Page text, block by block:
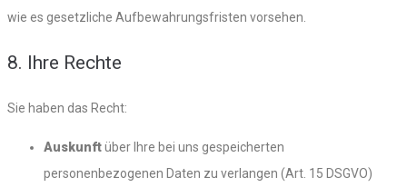
wie es gesetzliche Aufbewahrungsfristen vorsehen.
8. Ihre Rechte
Sie haben das Recht:
Auskunftüber Ihre bei uns gespeicherten
personenbezogenen Daten zu verlangen (Art. 15 DSGVO)